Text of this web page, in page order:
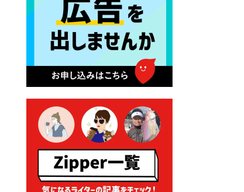
2026年7月10日 台湾伝統音楽
団体 「北埔八音団・楽善軒」
公演開催のお知らせ
ンディング型ふるさと納税の
実施について
2026年7月9日 農地法等に係
る各種申請に係る登記事項証
明書の添付省略について
2026年7月9日 廃食用油の回
収
2026年7月7日 「おゆずりコ